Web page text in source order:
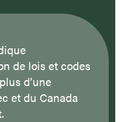
de lois et codes
d’une
et du Canada